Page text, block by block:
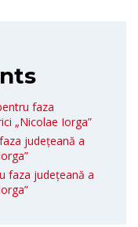
faza
„Nicolae Iorga”
județeană a
faza județeană a